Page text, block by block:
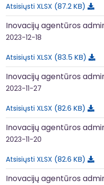
Atsisiųsti XLSX 87.2 KB
Inovacijų agentūros
2023-12-18
Atsisiųsti XLSX 83.5 KB
Inovacijų agentūros
2023-11-27
Atsisiųsti XLSX 82.6 KB
Inovacijų agentūros
2023-11-20
Atsisiųsti XLSX 82.6 KB
Inovacijų agentūros